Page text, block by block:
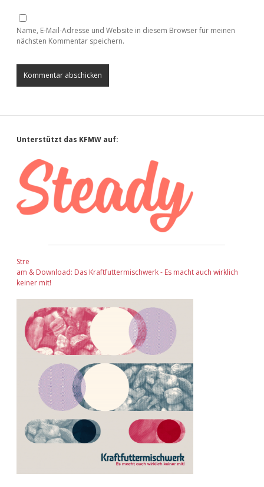
Name, E-Mail-Adresse und Website in diesem Browser für meinen
nächsten Kommentar speichern.
Sidebar
Unterstützt das KFMW auf:
Stre
am & Download: Das Kraftfuttermischwerk - Es macht auch wirklich
keiner mit!